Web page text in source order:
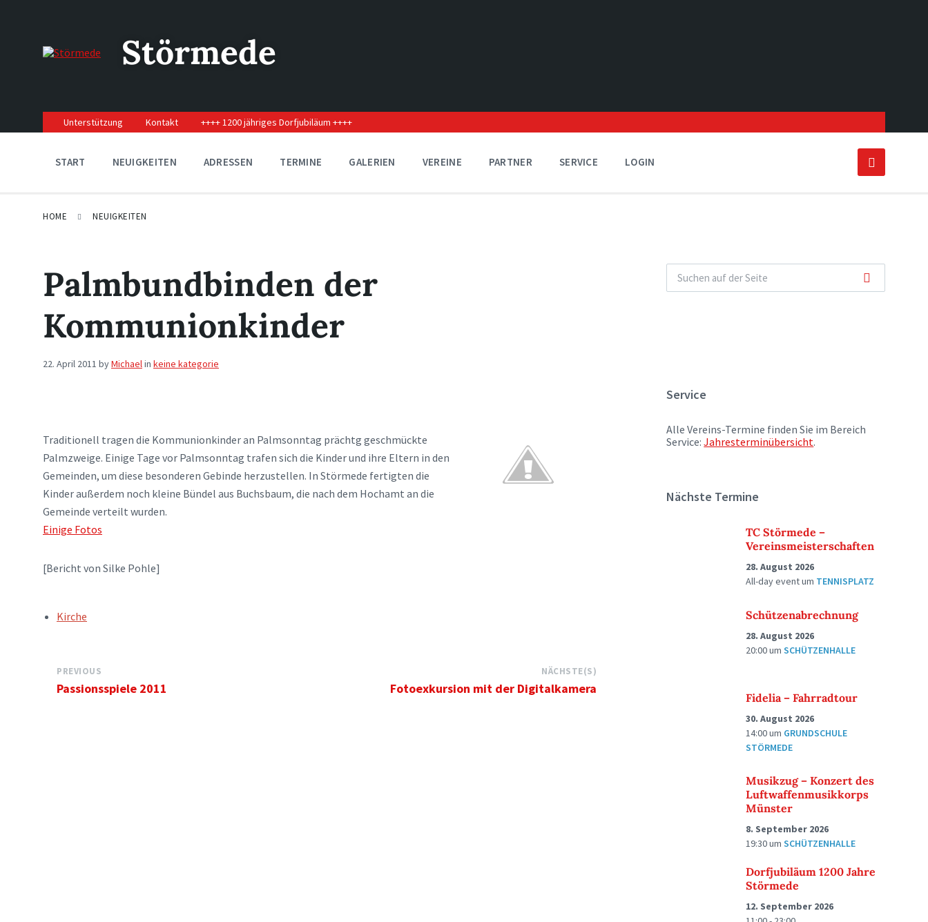
navigation
Störmede
Unterstützung Kontakt ++++ 1200 jähriges Dorfjubiläum ++++
START NEUIGKEITEN ADRESSEN TERMINE GALERIEN VEREINE PARTNER SERVICE LOGIN
HOME NEUIGKEITEN
Palmbundbinden der
Kommunionkinder
22. April 2011 byMichaelin keine kategorie
Traditionell tragen die Kommunionkinder an Palmsonntag prächtg geschmückte
Palmzweige. Einige Tage vor Palmsonntag trafen sich die Kinder und ihre Eltern in den
Gemeinden, um diese besonderen Gebinde herzustellen. In Störmede fertigten die
Kinder außerdem noch kleine Bündel aus Buchsbaum, die nach dem Hochamt an die
Gemeinde verteilt wurden.
Einige Fotos
[Bericht von Silke Pohle]
TAGS:Kirche
PREVIOUS
Passionsspiele 2011
NÄCHSTE(S)
Fotoexkursion mit der Digitalkamera
Service
Alle Vereins-Termine finden Sie im Bereich
Service:Jahresterminübersicht.
Nächste Termine
TC Störmede –
Vereinsmeisterschaften
28. August 2026
All-day eventum TENNISPLATZ
Schützenabrechnung
28. August 2026
20:00umSCHÜTZENHALLE
Fidelia – Fahrradtour
30. August 2026
14:00um GRUNDSCHULE
STÖRMEDE
Musikzug – Konzert des
Luftwaffenmusikkorps
Münster
8. September 2026
19:30umSCHÜTZENHALLE
Dorfjubiläum 1200 Jahre
Störmede
12. September 2026